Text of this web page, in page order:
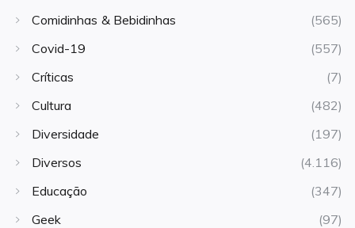
Comidinhas & Bebidinhas
(565)
Covid-19
(557)
Críticas
(7)
Cultura
(482)
Diversidade
(197)
Diversos
(4.116)
Educação
(347)
Geek
(97)